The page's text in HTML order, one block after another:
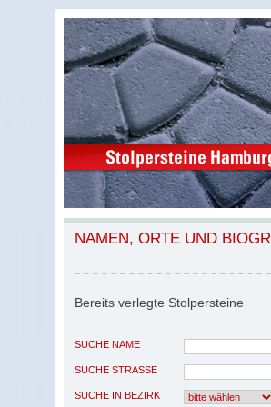
NAMEN, ORTE UND
Bereits verlegte Stolpersteine
SUCHE NAME
SUCHE STRASSE
SUCHE IN BEZIRK